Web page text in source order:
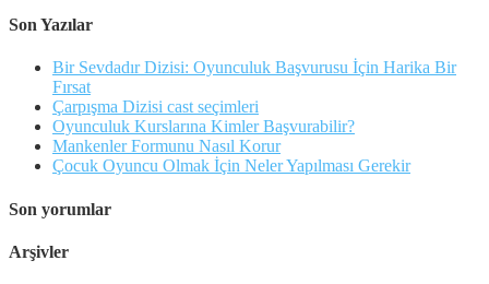
Son Yazılar
Bir Sevdadır Dizisi: Oyunculuk Başvurusu İçin Harika Bir
Fırsat
Çarpışma Dizisi cast seçimleri
Oyunculuk Kurslarına Kimler Başvurabilir?
Mankenler Formunu Nasıl Korur
Çocuk Oyuncu Olmak İçin Neler Yapılması Gerekir
Son yorumlar
Arşivler